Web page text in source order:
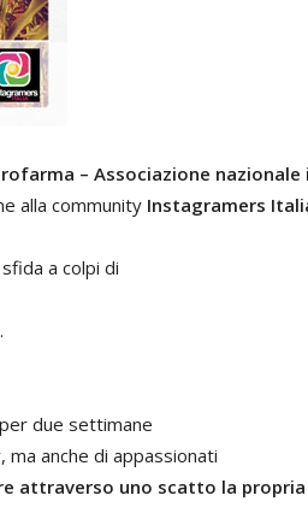
– Associazione nazionale
alla community Instagramers
a colpi di
.
due settimane
anche di appassionati
attraverso uno scatto la propria